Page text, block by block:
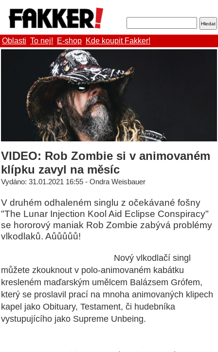
Oblasti To nej! E-shop Kde koupit Fakker!
VIDEO: Rob Zombie si v animovaném
klípku zavyl na měsíc
Vydáno: 31.01.2021 16:55 - Ondra Weisbauer
V druhém odhaleném singlu z očekávané fošny
"The Lunar Injection Kool Aid Eclipse Conspiracy"
se hororový maniak Rob Zombie zabývá problémy
vlkodlaků. Aůůůůů!
Nový vlkodlačí singl
můžete zkouknout v polo-animovaném kabátku
kresleném maďarským umělcem Balázsem Grófem,
který se proslavil prací na mnoha animovaných klipech
kapel jako Obituary, Testament, či hudebníka
vystupujícího jako Supreme Unbeing.